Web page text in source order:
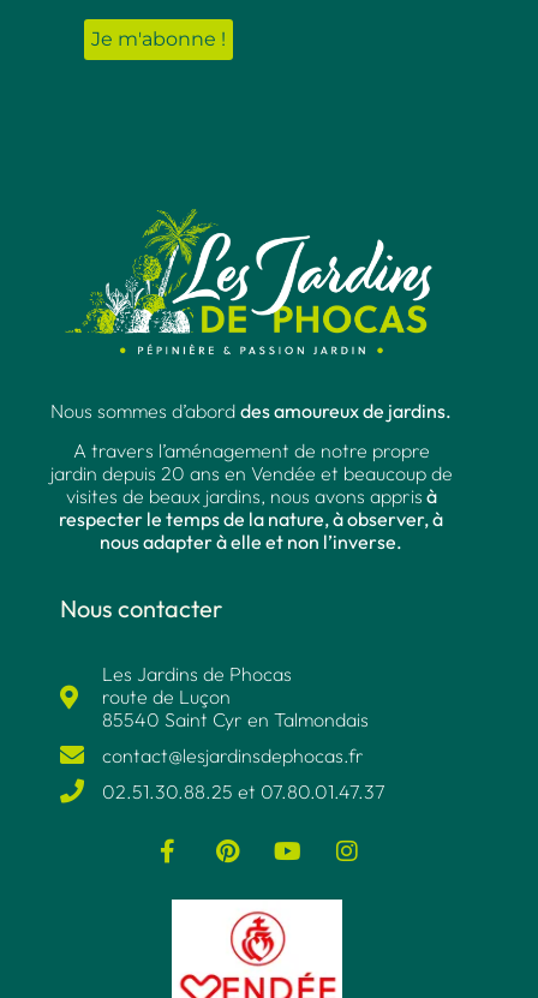
Nous sommes d’abord des amoureux de jardins.
A travers l’aménagement de notre propre
jardin depuis 20 ans en Vendée et beaucoup de
visites de beaux jardins, nous avons appris à
respecter le temps de la nature, à observer, à
nous adapter à elle et non l’inverse.
Nous contacter
Les Jardins de Phocas
route de Luçon
85540 Saint Cyr en Talmondais
contact@lesjardinsdephocas.fr​
02.51.30.88.25 et 07.80.01.47.37​